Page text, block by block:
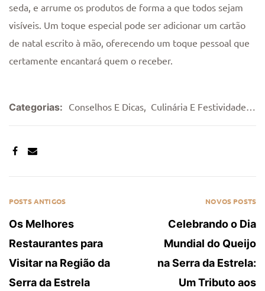
seda, e arrume os produtos de forma a que todos sejam
visíveis. Um toque especial pode ser adicionar um cartão
de natal escrito à mão, oferecendo um toque pessoal que
certamente encantará quem o receber.
Categorias: Conselhos E Dicas Culinária E Festividades
SHARE:
POSTS ANTIGOS
Os Melhores
Restaurantes para
Visitar na Região da
Serra da Estrela
NOVOS POSTS
Celebrando o Dia
Mundial do Queijo
na Serra da Estrela:
Um Tributo aos